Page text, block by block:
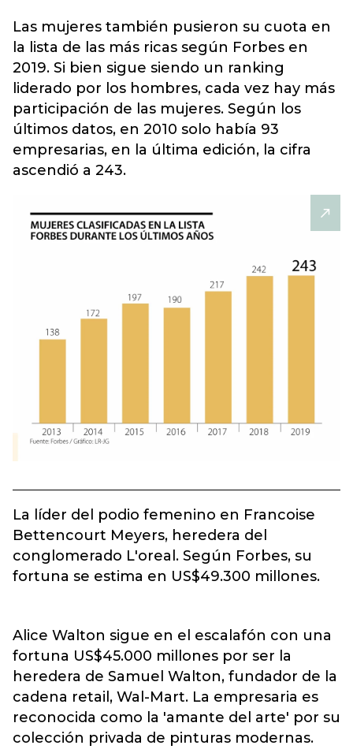
Las mujeres también pusieron su cuota en
la lista de las más ricas según Forbes en
2019. Si bien sigue siendo un ranking
liderado por los hombres, cada vez hay más
participación de las mujeres. Según los
últimos datos, en 2010 solo había 93
empresarias, en la última edición, la cifra
ascendió a 243.
La líder del podio femenino en Francoise
Bettencourt Meyers, heredera del
conglomerado L'oreal. Según Forbes, su
fortuna se estima en US$49.300 millones.
Alice Walton sigue en el escalafón con una
fortuna US$45.000 millones por ser la
heredera de Samuel Walton, fundador de la
cadena retail, Wal-Mart. La empresaria es
reconocida como la 'amante del arte' por su
colección privada de pinturas modernas.